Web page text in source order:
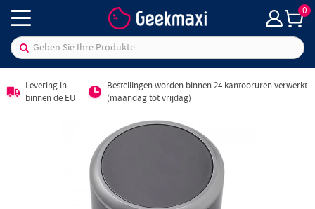
0
Levering in
binnen de EU
Bestellingen worden binnen 24 kantooruren verwerkt
(maandag tot vrijdag)